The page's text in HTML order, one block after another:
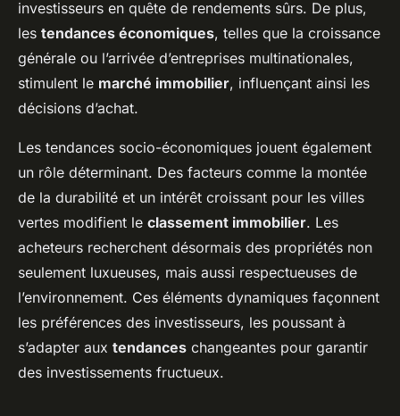
investisseurs en quête de rendements sûrs. De plus,
les tendances économiques, telles que la croissance
générale ou l’arrivée d’entreprises multinationales,
stimulent le marché immobilier, influençant ainsi les
décisions d’achat.
Les tendances socio-économiques jouent également
un rôle déterminant. Des facteurs comme la montée
de la durabilité et un intérêt croissant pour les villes
vertes modifient le classement immobilier. Les
acheteurs recherchent désormais des propriétés non
seulement luxueuses, mais aussi respectueuses de
l’environnement. Ces éléments dynamiques façonnent
les préférences des investisseurs, les poussant à
s’adapter aux tendances changeantes pour garantir
des investissements fructueux.